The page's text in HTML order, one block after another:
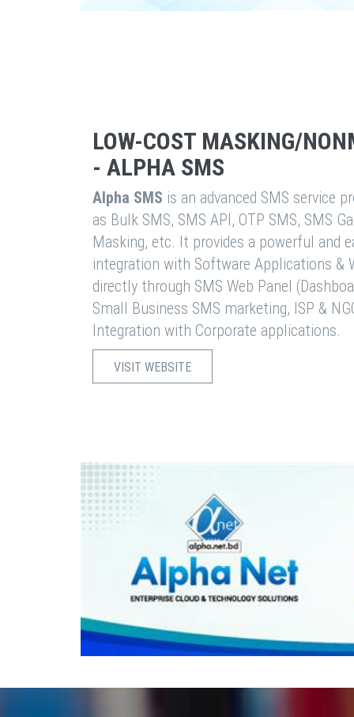
LOW-COST MASKING/
- ALPHA SMS
Alpha SMS is an advanced SMS service
as Bulk SMS, SMS API, OTP SMS, SMS
Masking, etc. It provides a powerful and
integration with Software Applications &
directly through SMS Web Panel
Small Business SMS marketing, ISP &
Integration with Corporate applications.
VISIT WEBSITE